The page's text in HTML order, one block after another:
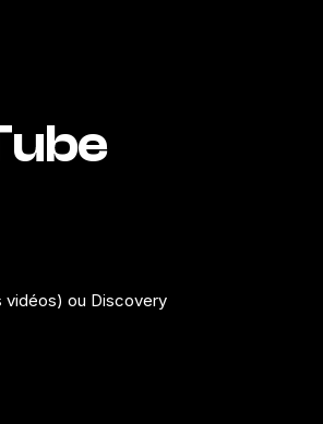
vidéos) ou Discovery